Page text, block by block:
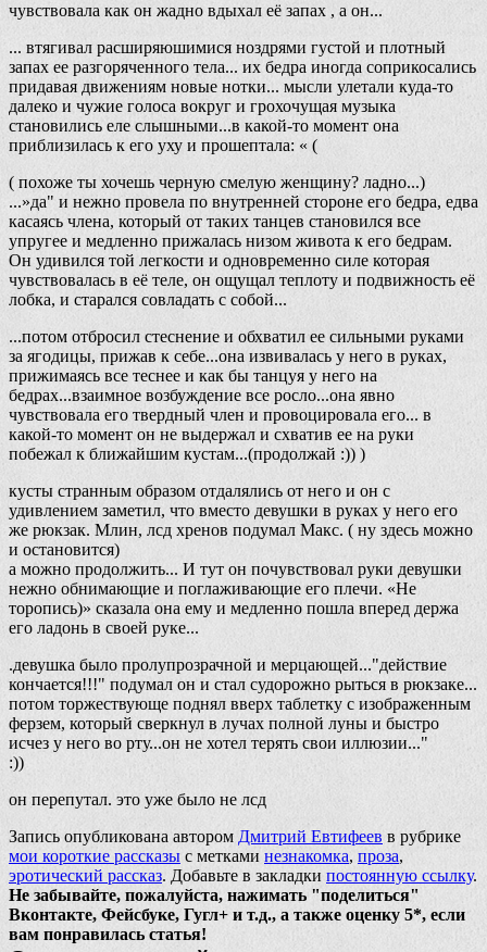
чувствовала как он жадно вдыхал её запах , а он...
... втягивал расширяюшимися ноздрями густой и плотный
запах ее разгоряченного тела... их бедра иногда соприкосались
придавая движениям новые нотки... мысли улетали куда-то
далеко и чужие голоса вокруг и грохочущая музыка
становились еле слышными...в какой-то момент она
приблизилась к его уху и прошептала: « (
( похоже ты хочешь черную смелую женщину? ладно...)
...»да" и нежно провела по внутренней стороне его бедра, едва
касаясь члена, который от таких танцев становился все
упругее и медленно прижалась низом живота к его бедрам.
Он удивился той легкости и одновременно силе которая
чувствовалась в её теле, он ощущал теплоту и подвижность её
лобка, и старался совладать с собой...
...потом отбросил стеснение и обхватил ее сильными руками
за ягодицы, прижав к себе...она извивалась у него в руках,
прижимаясь все теснее и как бы танцуя у него на
бедрах...взаимное возбуждение все росло...она явно
чувствовала его твердный член и провоцировала его... в
какой-то момент он не выдержал и схватив ее на руки
побежал к ближайшим кустам...(продолжай :)) )
кусты странным образом отдалялись от него и он с
удивлением заметил, что вместо девушки в руках у него его
же рюкзак. Млин, лсд хренов подумал Макс. ( ну здесь можно
и остановится)
а можно продолжить... И тут он почувствовал руки девушки
нежно обнимающие и поглаживающие его плечи. «Не
торопись)» сказала она ему и медленно пошла вперед держа
его ладонь в своей руке...
.девушка было пролупрозрачной и мерцающей..."действие
кончается!!!" подумал он и стал судорожно рыться в рюкзаке...
потом торжествующе поднял вверх таблетку с изображенным
ферзем, который сверкнул в лучах полной луны и быстро
исчез у него во рту...он не хотел терять свои иллюзии..."
:))
он перепутал. это уже было не лсд
Запись опубликована автором Дмитрий Евтифеев в рубрике
мои короткие рассказы с метками незнакомка, проза,
эротический рассказ. Добавьте в закладки постоянную ссылку.
Не забывайте, пожалуйста, нажимать "поделиться"
Вконтакте, Фейсбуке, Гугл+ и т.д., а также оценку 5*, если
вам понравилась статья!